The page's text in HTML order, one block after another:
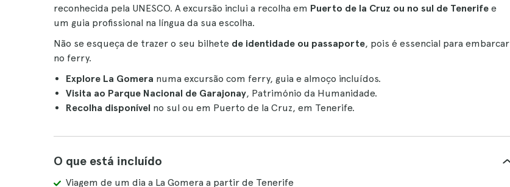
reconhecida pela UNESCO. A excursão inclui a recolha em Puerto de la Cruz ou no sul de Tenerife e
um guia profissional na língua da sua escolha.
Não se esqueça de trazer o seu bilhete de identidade ou passaporte, pois é essencial para embarcar
no ferry.
Explore La Gomera numa excursão com ferry, guia e almoço incluídos.
Visita ao Parque Nacional de Garajonay, Património da Humanidade.
Recolha disponível no sul ou em Puerto de la Cruz, em Tenerife.
O que está incluído
Viagem de um dia a La Gomera a partir de Tenerife